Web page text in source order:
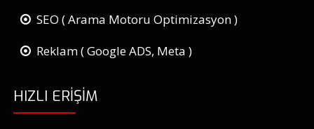
SEO ( Arama Motoru Optimizasyon )
Reklam ( Google ADS, Meta )
HIZLI ERIŞIM